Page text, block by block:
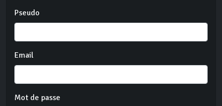
Pseudo
Email
Mot de passe